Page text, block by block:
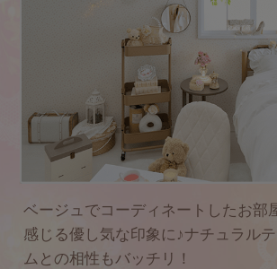
ベージュでコーディネートしたお部
感じる優し気な印象に♪ナチュラル
ムとの相性もバッチリ！